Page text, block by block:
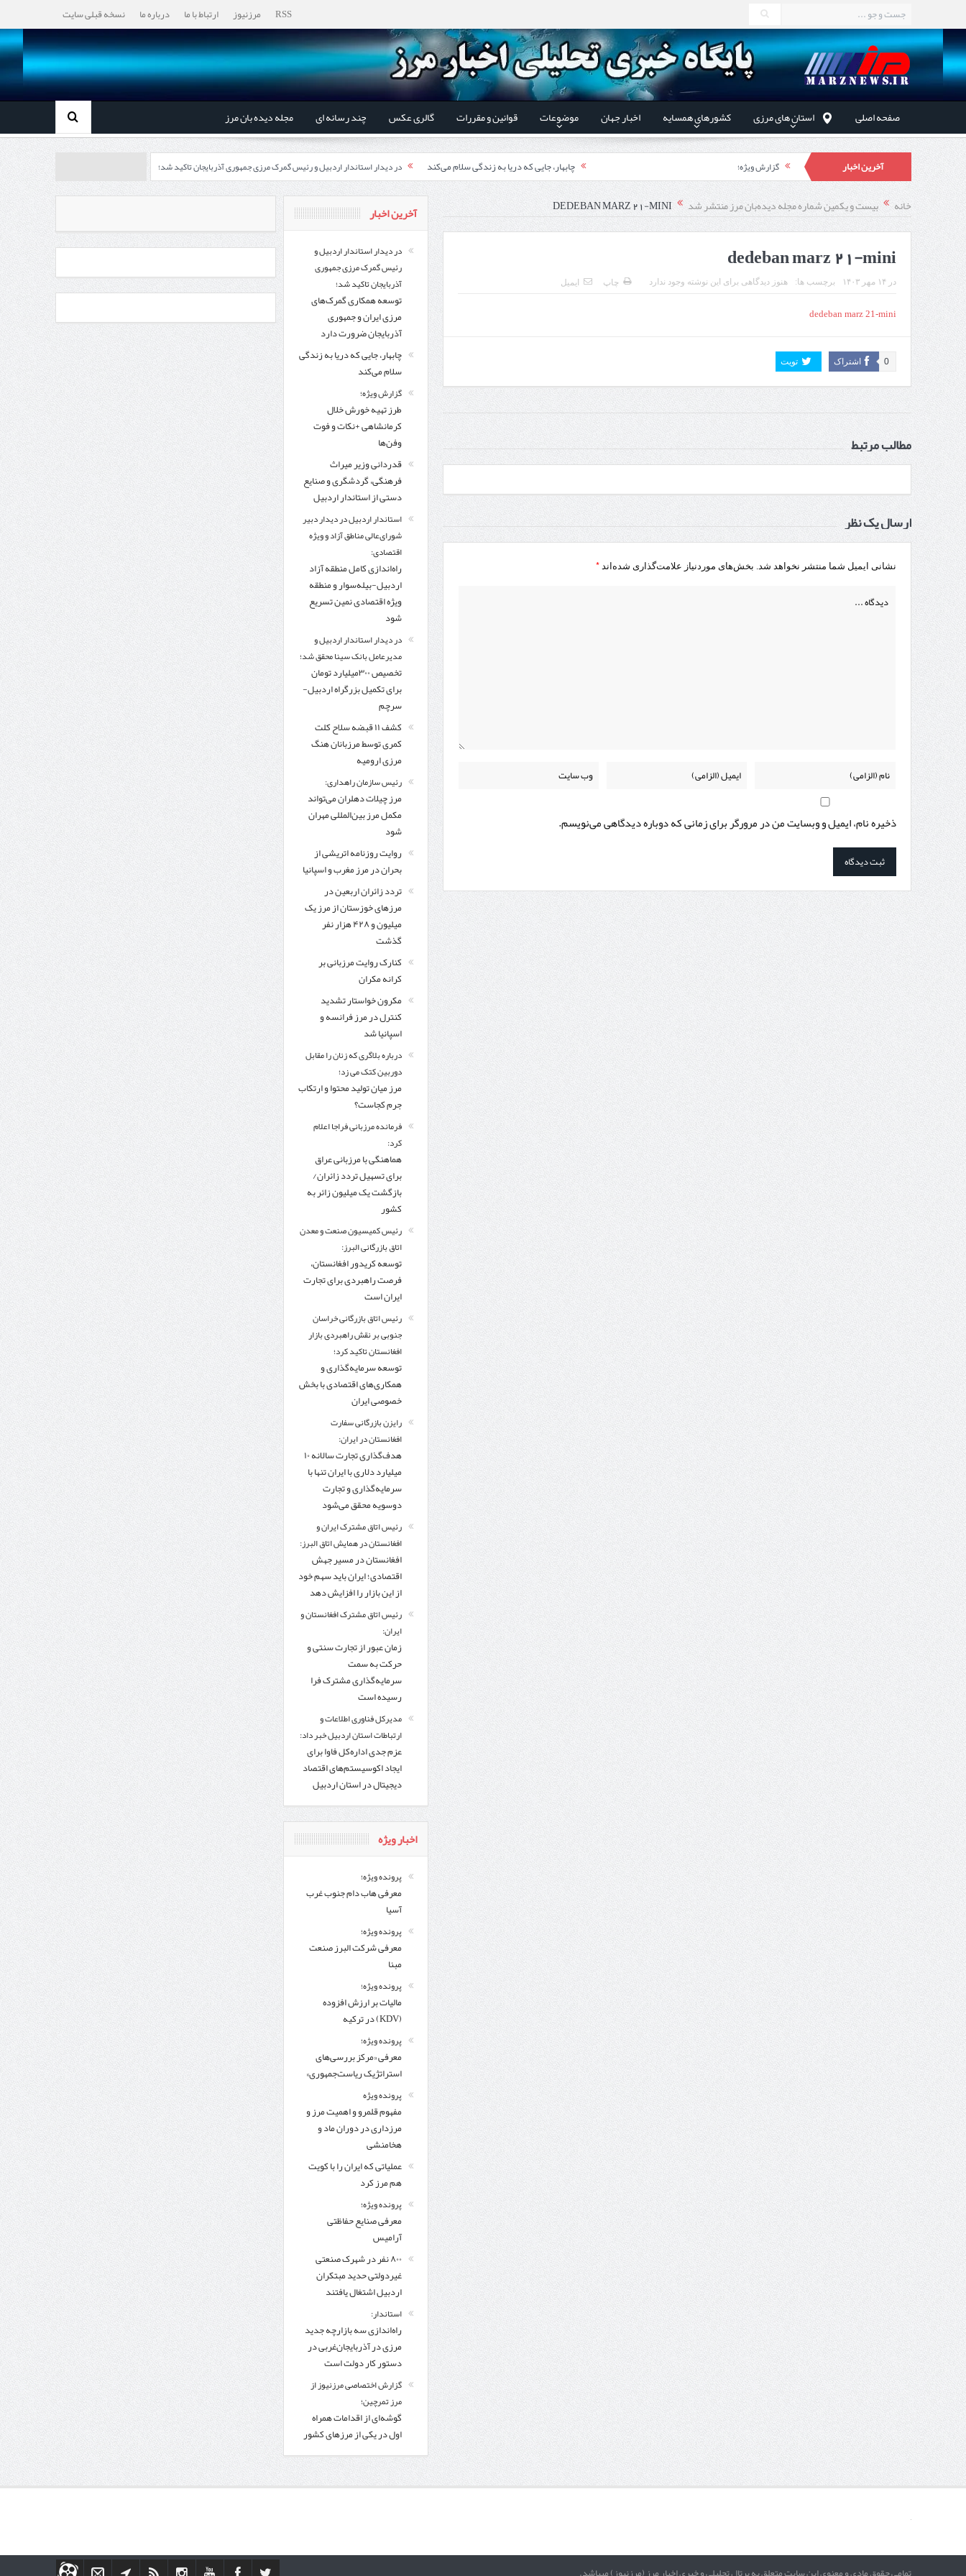
RSS مرزنیوز ارتباط با ما درباره ما نسخه قبلی سایت
صفحه اصلی استان های مرزی کشورهای همسایه اخبار جهان موضوعات قوانین و مقررات گالری عکس چند رسانه ای مجله دیده بان مرز
آخرین اخبار در دیدار استاندار اردبیل و رئیس گمرک مرزی جمهوری آذربایجان تاکید شد؛
توسعه همکاری گمرک‌های مرزی ایران و جمهوری آذربایجان ضرورت دارد
چابهار، جایی که دریا به زندگی سلام می‌کند گزارش ویژه؛
طرز تهیه خورش خلال کرمانشاهی +نکات و فوت وفن‌ها
قدردانی وزیر میراث فرهنگی، گردشگری و صنایع دستی از استاندار اردبیل
استاندار اردبیل در دیدار دبیر شورای‌عالی مناطق آزاد و ویژه اقتصادی:
راه‌اندازی کامل منطقه آزاد اردبیل-بیله‌سوار و منطقه ویژه اقتصادی نمین تسریع شود
در دیدار استاندار اردبیل و مدیرعامل بانک سینا محقق شد؛
تخصیص ۳۰۰میلیارد تومان برای تکمیل بزرگراه اردبیل-سرچم
کشف ۱۱ قبضه سلاح کلت کمری توسط مرزبانان هنگ مرزی ارومیه
مرز چیلات دهلران می‌تواند مکمل مرز بین‌المللی مهران شود
روایت روزنامه اتریشی از بحران در مرز مغرب و اسپانیا
خانه بیست و یکمین شماره مجله دیده‌بان مرز منتشر شد DEDEBAN MARZ 21-MINI
dedeban marz 21-mini
در۱۴ مهر ۱۴۰۳ برچسب ها: هنوز دیدگاهی برای این نوشته وجود ندارد چاپ ایمیل
dedeban marz 21-mini
اشتراک 0 تویت
مطالب مرتبط
ارسال یک نظر
نشانی ایمیل شما منتشر نخواهد شد. بخش‌های موردنیاز علامت‌گذاری شده‌اند*
ذخیره نام، ایمیل و وبسایت من در مرورگر برای زمانی که دوباره دیدگاهی می‌نویسم.
آخرین اخبار
در دیدار استاندار اردبیل و
رئیس گمرک مرزی جمهوری
آذربایجان تاکید شد؛
توسعه همکاری گمرک‌های
مرزی ایران و جمهوری
آذربایجان ضرورت دارد
چابهار، جایی که دریا به زندگی
سلام می‌کند
گزارش ویژه؛
طرز تهیه خورش خلال
کرمانشاهی +نکات و فوت
وفن‌ها
قدردانی وزیر میراث
فرهنگی، گردشگری و صنایع
دستی از استاندار اردبیل
استاندار اردبیل در دیدار دبیر
شورای‌عالی مناطق آزاد و ویژه
اقتصادی:
راه‌اندازی کامل منطقه آزاد
اردبیل-بیله‌سوار و منطقه
ویژه اقتصادی نمین تسریع
شود
در دیدار استاندار اردبیل و
مدیرعامل بانک سینا محقق شد؛
تخصیص ۳۰۰میلیارد تومان
برای تکمیل بزرگراه اردبیل-
سرچم
کشف ۱۱ قبضه سلاح کلت
کمری توسط مرزبانان هنگ
مرزی ارومیه
رئیس سازمان راهداری:
مرز چیلات دهلران می‌تواند
مکمل مرز بین‌المللی مهران
شود
روایت روزنامه اتریشی از
بحران در مرز مغرب و اسپانیا
تردد زائران اربعین در
مرزهای خوزستان از مرز یک
میلیون و ۴۲۸ هزار نفر
گذشت
کنارک روایت مرزبانی بر
کرانه مکران
مکرون خواستار تشدید
کنترل‌ در مرز فرانسه و
اسپانیا شد
درباره بلاگری که زنان را مقابل
دوربین کتک می زد؛
مرز میان تولید محتوا و ارتکاب
جرم کجاست؟
فرمانده مرزبانی فراجا اعلام
کرد:
هماهنگی با مرزبانی عراق
برای تسهیل تردد زائران/
بازگشت یک میلیون زائر به
کشور
رئیس کمیسیون صنعت و معدن
اتاق بازرگانی البرز:
توسعه کریدور افغانستان،
فرصت راهبردی برای تجارت
ایران است
رئیس اتاق بازرگانی خراسان
جنوبی بر نقش راهبردی بازار
افغانستان تاکید کرد؛
توسعه سرمایه‌گذاری و
همکاری‌های اقتصادی با بخش
خصوصی ایران
رایزن بازرگانی سفارت
افغانستان در ایران:
هدف‌گذاری تجارت سالانه ۱۰
میلیارد دلاری با ایران تنها با
سرمایه‌گذاری و تجارت
دوسویه محقق می‌شود
رئیس اتاق مشترک ایران و
افغانستان در همایش اتاق البرز:
افغانستان در مسیر جهش
اقتصادی؛ ایران باید سهم خود
از این بازار را افزایش دهد
رئیس اتاق مشترک افغانستان و
ایران:
زمان عبور از تجارت سنتی و
حرکت به سمت
سرمایه‌گذاری مشترک فرا
رسیده است
مدیرکل فناوری اطلاعات و
ارتباطات استان اردبیل خبر داد:
عزم جدی اداره‌کل فاوا برای
ایجاد اکوسیستم‌های اقتصاد
دیجیتال در استان اردبیل
اخبار ویژه
پرونده ویژه؛
معرفی هاب دام جنوب غرب
آسیا
پرونده ویژه؛
معرفی شركت البرز صنعت
مبنا
پرونده ویژه؛
مالیات بر ارزش افزوده
(KDV) در ترکیه
پرونده ویژه؛
معرفی «مرکز بررسی‌های
استراتژیک ریاست‌جمهوری»
پرونده ویژه
مفهوم قلمرو و اهمیت مرز و
مرزداری در دوران ماد و
هخامنشی
عملیاتی که ایران را با کویت
هم مرز کرد
پرونده ویژه؛
معرفی صنایع حفاظتی
آرامیس
۸۰۰ نفر در شهرک صنعتی
غیردولتی حدید مبتکران
اردبیل اشتغال یافتند
استاندار:
راه‌اندازی سه بازارچه جدید
مرزی در آذربایجان‌غربی در
دستور کار دولت است
گزارش اختصاصی مرزنیوز از
مرز تمرچین؛
گوشه‌ای از اقدامات همراه
اول در یکی از مرزهای کشور